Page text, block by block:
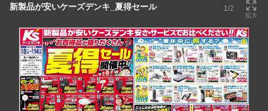
新製品が安いケーズデンキ_夏得セール 1/2
拡大